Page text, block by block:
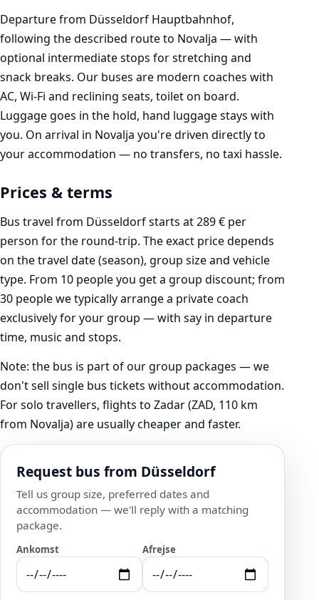
Departure from Düsseldorf Hauptbahnhof,
following the described route to Novalja — with
optional intermediate stops for stretching and
snack breaks. Our buses are modern coaches with
AC, Wi-Fi and reclining seats, toilet on board.
Luggage goes in the hold, hand luggage stays with
you. On arrival in Novalja you're driven directly to
your accommodation — no transfers, no taxi hassle.
Prices & terms
Bus travel from Düsseldorf starts at 289 € per
person for the round-trip. The exact price depends
on the travel date (season), group size and vehicle
type. From 10 people you get a group discount; from
30 people we typically arrange a private coach
exclusively for your group — with say in departure
time, music and stops.
Note: the bus is part of our group packages — we
don't sell single bus tickets without accommodation.
For solo travellers, flights to Zadar (ZAD, 110 km
from Novalja) are usually cheaper and faster.
Request bus from Düsseldorf
Tell us group size, preferred dates and
accommodation — we'll reply with a matching
package.
Ankomst Afrejse